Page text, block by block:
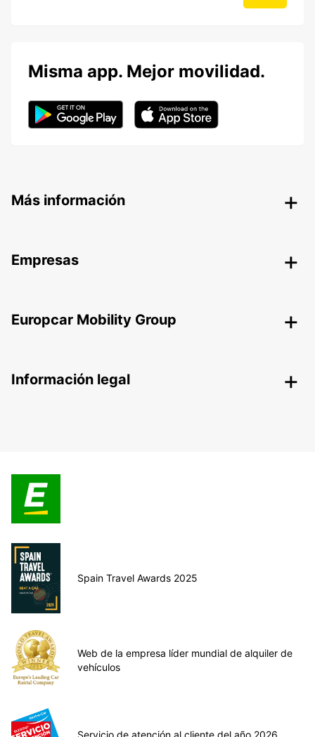
Misma app. Mejor movilidad.
Más información
Empresas
Europcar Mobility Group
Información legal
Spain Travel Awards 2025
Web de la empresa líder mundial de alquiler de
vehículos
Servicio de atención al cliente del año 2026